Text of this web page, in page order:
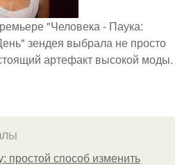
"Человека - Паука:
зендея выбрала не просто
артефакт высокой моды.
простой способ изменить